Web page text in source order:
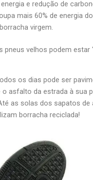
e redução de
mais 60% de energia
virgem.
pneus velhos podem estar
os dias pode ser
o asfalto da estrada à sua
as solas dos sapatos de
borracha reciclada!